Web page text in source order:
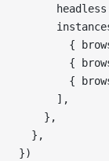
{
{
{
      ],
    },
  },
})